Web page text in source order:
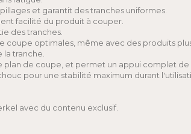
et garantit des tranches uniformes.
facilité du produit à couper.
des tranches.
coupe optimales, même avec des produits
tranche.
de coupe, et permet un appui complet
pour une stabilité maximum durant
avec du contenu exclusif.